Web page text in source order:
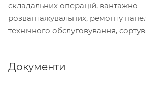
складальних операцій, вантажно-
розвантажувальних, ремонту
технічного обслуговування,
Документи